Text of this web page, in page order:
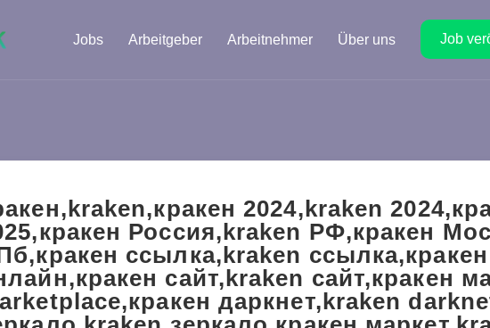
Jobs Arbeitgeber Arbeitnehmer Über uns Job
2024,kraken
Россия,kraken РФ,кракен
ссылка,kraken
сайт,kraken сайт,кракен
даркнет,kraken